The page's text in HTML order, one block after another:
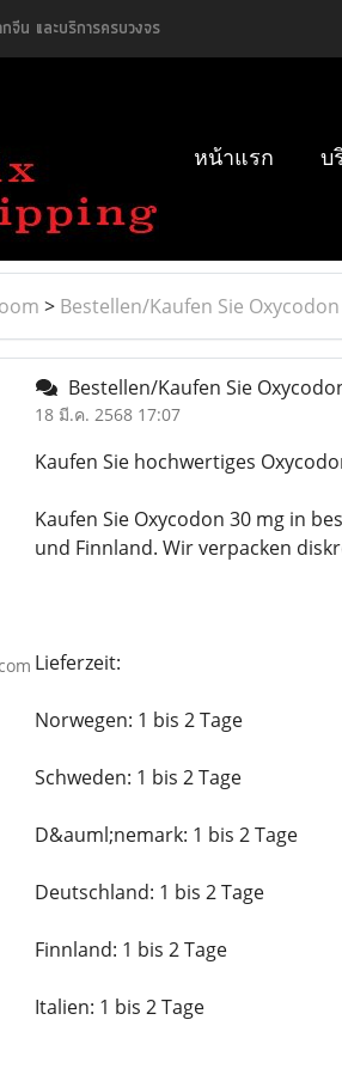
จีน และบริการครบวงจร
หน้าแรก บ
> Bestellen/Kaufen Sie
Bestellen/Kaufen Sie
18 มี.ค. 2568 17:07
Kaufen Sie hochwertiges
Kaufen Sie Oxycodon 30 mg in
und Finnland. Wir verpacken
Lieferzeit:
Norwegen: 1 bis 2 Tage
Schweden: 1 bis 2 Tage
D&auml;nemark: 1 bis 2 Tage
Deutschland: 1 bis 2 Tage
Finnland: 1 bis 2 Tage
Italien: 1 bis 2 Tage